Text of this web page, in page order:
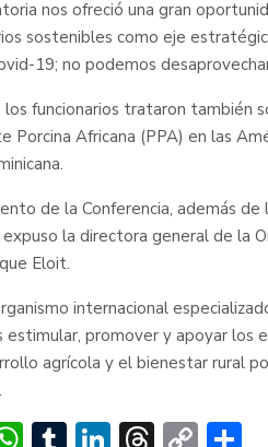
nos ofreció una gran
sostenibles como eje
19; no podemos
los funcionarios trataron también
Porcina Africana (PPA) en las
de la Conferencia, además
la directora general de la
Eloit.
internacional
estimular, promover y apoyar los
agrícola y el bienestar rural